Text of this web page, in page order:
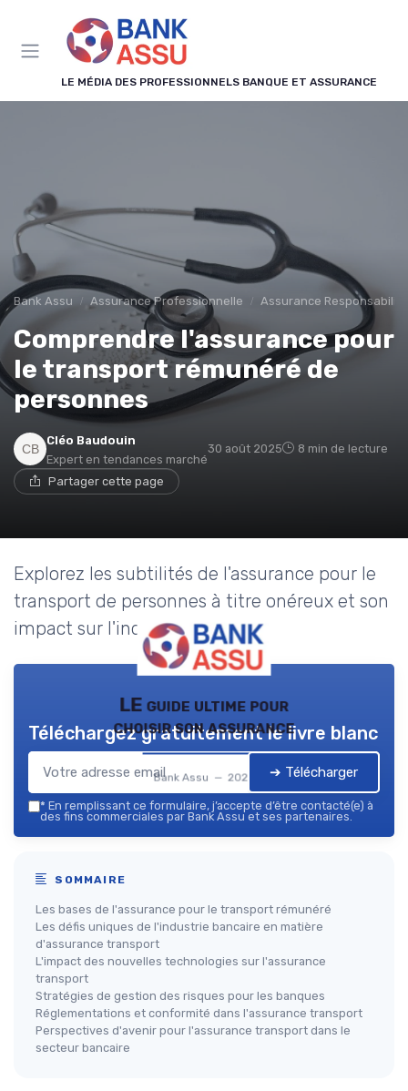
LE MÉDIA DES PROFESSIONNELS BANQUE ET ASSURANCE
Bank Assu Assurance Professionnelle Assurance
Comprendre l'assurance pour
le transport rémunéré de
personnes
Cléo Baudouin
Expert en tendances marché
30 août 2025 8 min de lecture
Partager cette page
Explorez les subtilités de l'assurance pour le
transport de personnes à titre onéreux et son
impact sur l'industrie bancaire.
LE guide ultime pour
choisir son assurance
Bank Assu — 2026
Téléchargez gratuitement le livre blanc
➔ Télécharger
* En remplissant ce formulaire, j’accepte d’être contacté(e) à
des fins commerciales par Bank Assu et ses partenaires.
SOMMAIRE
Les bases de l'assurance pour le transport rémunéré
Les défis uniques de l'industrie bancaire en matière
d'assurance transport
L'impact des nouvelles technologies sur l'assurance
transport
Stratégies de gestion des risques pour les banques
Réglementations et conformité dans l'assurance transport
Perspectives d'avenir pour l'assurance transport dans le
secteur bancaire